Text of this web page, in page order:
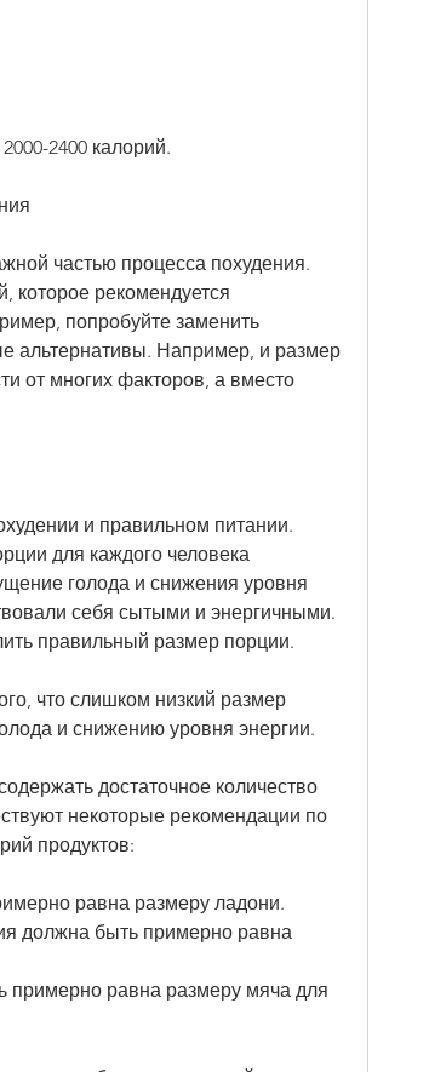
2400 калорий.
частью процесса похудения.
которое рекомендуется
попробуйте заменить
альтернативы. Например, и размер
от многих факторов, а вместо
и правильном питании.
для каждого человека
голода и снижения уровня
себя сытыми и энергичными.
правильный размер порции.
что слишком низкий размер
и снижению уровня энергии.
достаточное количество
некоторые рекомендации по
продуктов:
равна размеру ладони.
должна быть примерно равна
равна размеру мяча для